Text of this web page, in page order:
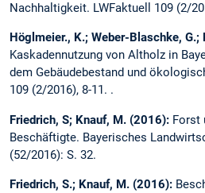
Nachhaltigkeit. LWFaktuell 109 (2/
Höglmeier., K.; Weber-Blaschke,
Kaskadennutzung von Altholz in
dem Gebäudebestand und
109 (2/2016), 8-11. .
Friedrich, S; Knauf, M. (2016): Forst
Beschäftigte. Bayerisches
(52/2016): S. 32.
Friedrich, S.; Knauf, M. (2016):